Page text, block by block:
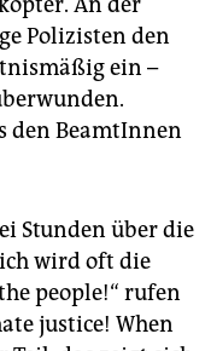
Polizisten den
ein –
den BeamtInnen
Stunden über die
wird oft die
people!“ rufen
justice! When